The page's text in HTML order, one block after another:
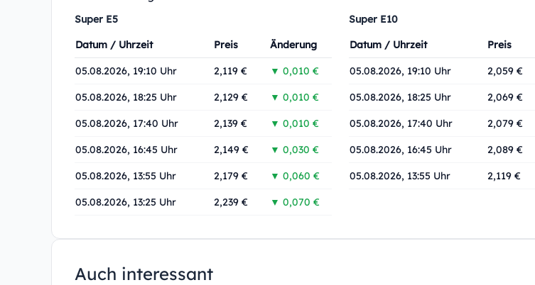
Super E5
Datum / Uhrzeit
Preis Änderung
05.08.2026, 19:10 Uhr 2,119 € ▼ 0,010 €
05.08.2026, 18:25 Uhr 2,129 € ▼ 0,010 €
05.08.2026, 17:40 Uhr 2,139 € ▼ 0,010 €
05.08.2026, 16:45 Uhr 2,149 € ▼ 0,030 €
05.08.2026, 13:55 Uhr 2,179 € ▼ 0,060 €
05.08.2026, 13:25 Uhr 2,239 € ▼ 0,070 €
Super E10
Datum / Uhrzeit
Preis
05.08.2026, 19:10 Uhr 2,059 €
05.08.2026, 18:25 Uhr 2,069 €
05.08.2026, 17:40 Uhr 2,079 €
05.08.2026, 16:45 Uhr 2,089 €
05.08.2026, 13:55 Uhr 2,119 €
Auch interessant